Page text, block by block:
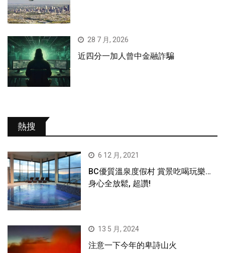
28 7 月, 2026
近四分一加人曾中金融詐騙
熱搜
6 12 月, 2021
BC優質溫泉度假村 賞景吃喝玩樂…
身心全放鬆, 超讚!
13 5 月, 2024
注意一下今年的卑詩山火